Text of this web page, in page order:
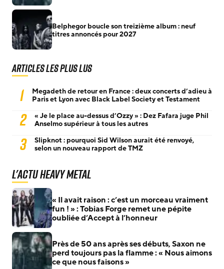
Belphegor boucle son treizième album : neuf
titres annoncés pour 2027
Articles les plus lus
1
Megadeth de retour en France : deux concerts d’adieu à
Paris et Lyon avec Black Label Society et Testament
2
« Je le place au-dessus d’Ozzy » : Dez Fafara juge Phil
Anselmo supérieur à tous les autres
3
Slipknot : pourquoi Sid Wilson aurait été renvoyé,
selon un nouveau rapport de TMZ
L'actu Heavy Metal
« Il avait raison : c’est un morceau vraiment
fun ! » : Tobias Forge remet une pépite
oubliée d’Accept à l’honneur
Près de 50 ans après ses débuts, Saxon ne
perd toujours pas la flamme : « Nous aimons
ce que nous faisons »